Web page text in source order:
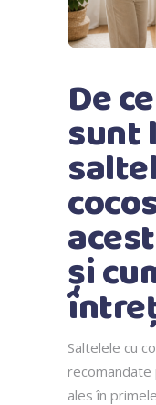
De
sunt
și
Saltelele cu
ales în